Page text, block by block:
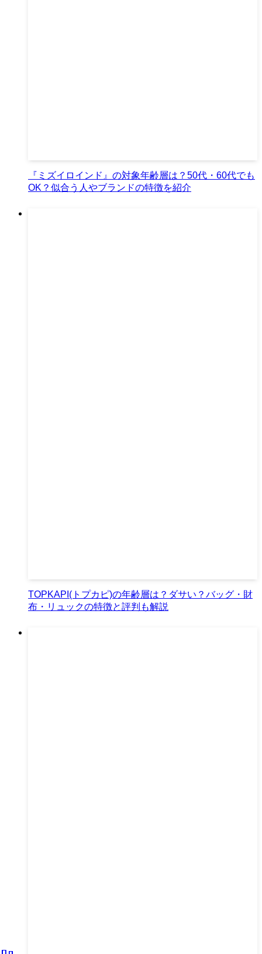
『ミズイロインド』の対象年齢層は？50代・60代でも
OK？似合う人やブランドの特徴を紹介
TOPKAPI(トプカピ)の年齢層は？ダサい？バッグ・財
布・リュックの特徴と評判も解説